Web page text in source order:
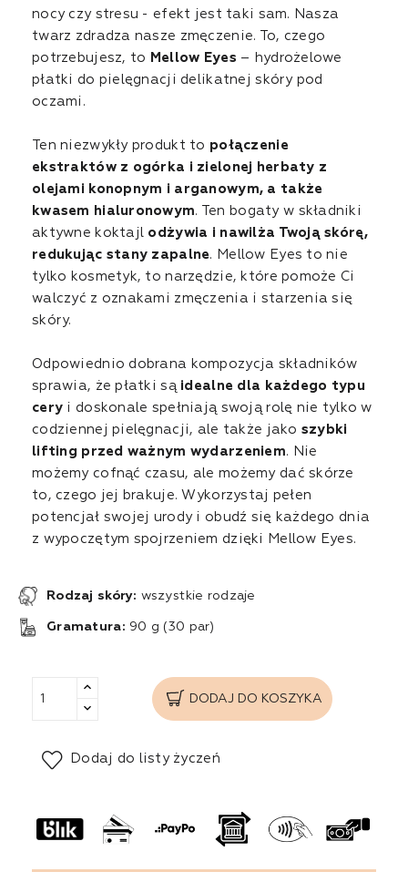
nocy czy stresu - efekt jest taki sam. Nasza
twarz zdradza nasze zmęczenie. To, czego
potrzebujesz, to Mellow Eyes – hydrożelowe
płatki do pielęgnacji delikatnej skóry pod
oczami.
Ten niezwykły produkt to połączenie
ekstraktów z ogórka i zielonej herbaty z
olejami konopnym i arganowym, a także
kwasem hialuronowym. Ten bogaty w składniki
aktywne koktajl odżywia i nawilża Twoją skórę,
redukując stany zapalne. Mellow Eyes to nie
tylko kosmetyk, to narzędzie, które pomoże Ci
walczyć z oznakami zmęczenia i starzenia się
skóry.
Odpowiednio dobrana kompozycja składników
sprawia, że płatki są idealne dla każdego typu
cery i doskonale spełniają swoją rolę nie tylko w
codziennej pielęgnacji, ale także jako szybki
lifting przed ważnym wydarzeniem. Nie
możemy cofnąć czasu, ale możemy dać skórze
to, czego jej brakuje. Wykorzystaj pełen
potencjał swojej urody i obudź się każdego dnia
z wypoczętym spojrzeniem dzięki Mellow Eyes.
Rodzaj skóry: wszystkie rodzaje
Gramatura: 90 g (30 par)
DODAJ DO KOSZYKA
Dodaj do listy życzeń